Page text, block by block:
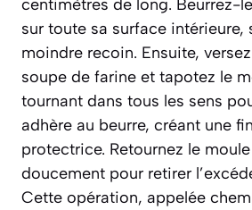
centimètres de long. Beurrez-
sur toute sa surface intérieure,
moindre recoin. Ensuite,
soupe de farine et tapotez le
tournant dans tous les sens
adhère au beurre, créant une
protectrice. Retournez le
doucement pour retirer
Cette opération, appelée